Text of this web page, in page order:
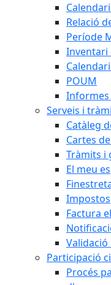
Relació
Període
Inventari
POUM
Informes
Serveis i
Catàleg
Cartes
Tràmits i
El meu
Impostos
Factura
Participació
Procés